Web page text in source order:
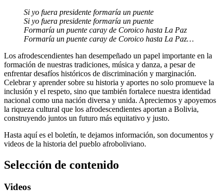
Si yo fuera presidente formaría un puente
Si yo fuera presidente formaría un puente
Formaría un puente caray de Coroico hasta La Paz
Formaría un puente caray de Coroico hasta La Paz…
Los afrodescendientes han desempeñado un papel importante en la
formación de nuestras tradiciones, música y danza, a pesar de
enfrentar desafíos históricos de discriminación y marginación.
Celebrar y aprender sobre su historia y aportes no solo promueve la
inclusión y el respeto, sino que también fortalece nuestra identidad
nacional como una nación diversa y unida. Apreciemos y apoyemos
la riqueza cultural que los afrodescendientes aportan a Bolivia,
construyendo juntos un futuro más equitativo y justo.
Hasta aquí es el boletín, te dejamos información, son documentos y
videos de la historia del pueblo afroboliviano.
Selección de contenido
Videos